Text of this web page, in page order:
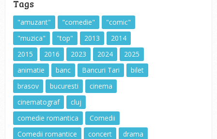
Tags
"amuzant" "comedie"
"comic"
"muzica"
"top" 2013
2014
2015
2016 2023 2024
2025
animatie
banc Bancuri Tari
bilet
brasov
bucuresti
cinema
cinematograf
cluj
comedie romantica
Comedii
Comedii romantice
concert
drama